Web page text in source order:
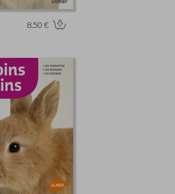
8.50 €